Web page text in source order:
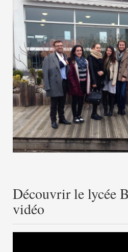
Découvrir le lycée
vidéo